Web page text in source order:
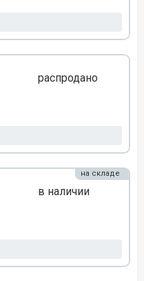
распродано
в наличии
на складе